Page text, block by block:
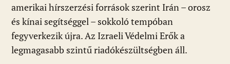
amerikai hírszerzési források szerint Irán – orosz
és kínai segítséggel – sokkoló tempóban
fegyverkezik újra. Az Izraeli Védelmi Erők a
legmagasabb szintű riadókészültségben áll.